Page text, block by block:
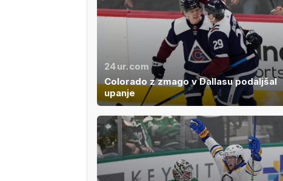
24ur.com
Colorado z zmago v Dallasu podaljšal
upanje